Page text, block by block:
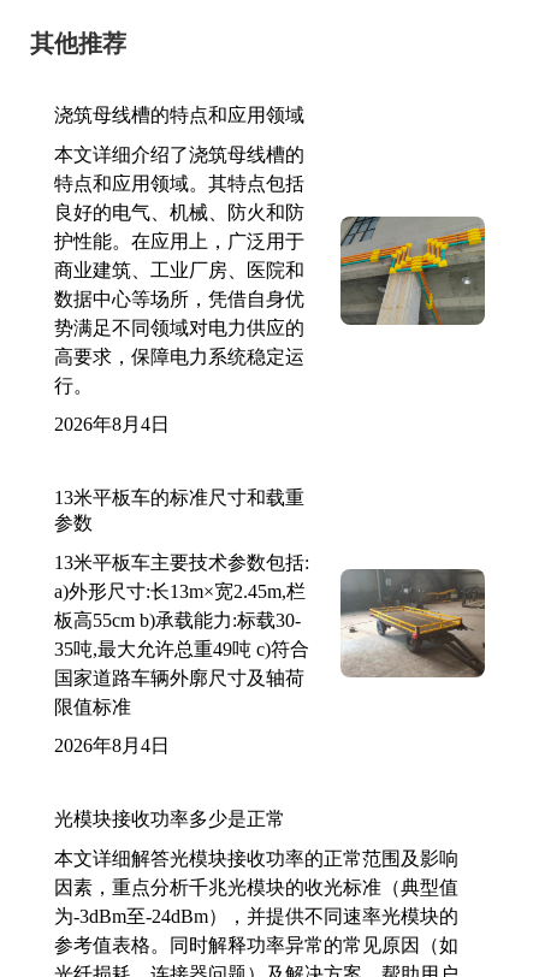
其他推荐
浇筑母线槽的特点和应用领域
本文详细介绍了浇筑母线槽的
特点和应用领域。其特点包括
良好的电气、机械、防火和防
护性能。在应用上，广泛用于
商业建筑、工业厂房、医院和
数据中心等场所，凭借自身优
势满足不同领域对电力供应的
高要求，保障电力系统稳定运
行。
2026年8月4日
13米平板车的标准尺寸和载重
参数
13米平板车主要技术参数包括:
a)外形尺寸:长13m×宽2.45m,栏
板高55cm b)承载能力:标载30-
35吨,最大允许总重49吨 c)符合
国家道路车辆外廓尺寸及轴荷
限值标准
2026年8月4日
光模块接收功率多少是正常
本文详细解答光模块接收功率的正常范围及影响
因素，重点分析千兆光模块的收光标准（典型值
为-3dBm至-24dBm），并提供不同速率光模块的
参考值表格。同时解释功率异常的常见原因（如